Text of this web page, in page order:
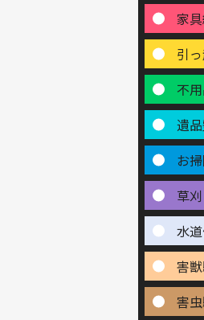
家
引
不
遺
お
草
水
害
害